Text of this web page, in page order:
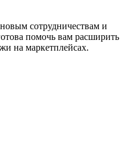
сотрудничествам и
помочь вам расширить
на маркетплейсах.